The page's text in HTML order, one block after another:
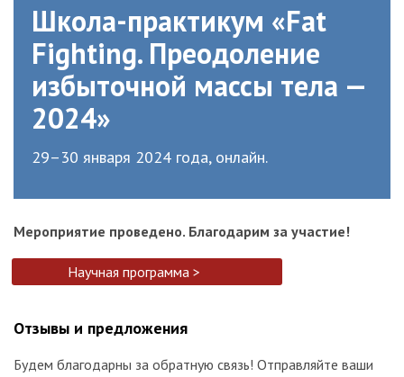
Школа-практикум «Fat
Fighting. Преодоление
избыточной массы тела —
2024»
29–30 января 2024 года, онлайн.
Мероприятие проведено. Благодарим за участие!
Научная программа >
Отзывы и предложения
Будем благодарны за обратную связь! Отправляйте ваши